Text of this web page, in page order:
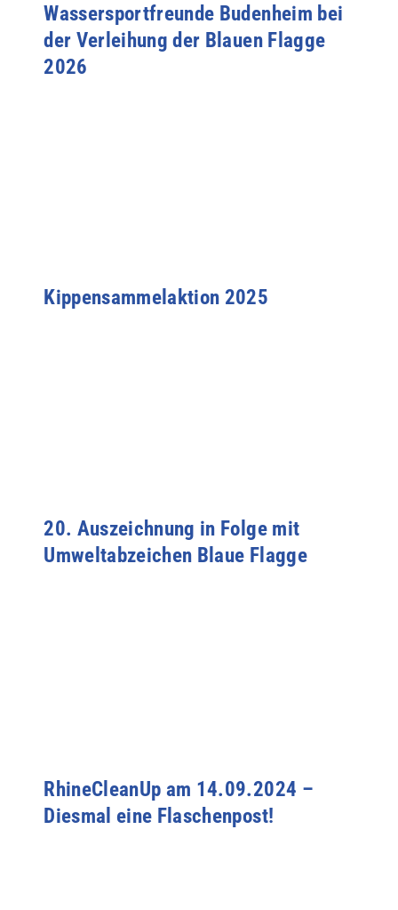
Wassersportfreunde Budenheim bei
der Verleihung der Blauen Flagge
2026
Kippensammelaktion 2025
20. Auszeichnung in Folge mit
Umweltabzeichen Blaue Flagge
RhineCleanUp am 14.09.2024 –
Diesmal eine Flaschenpost!